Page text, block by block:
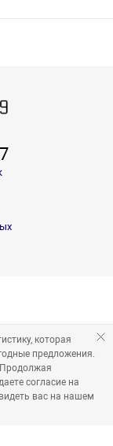
которая
предложения.
согласие на
вас на нашем